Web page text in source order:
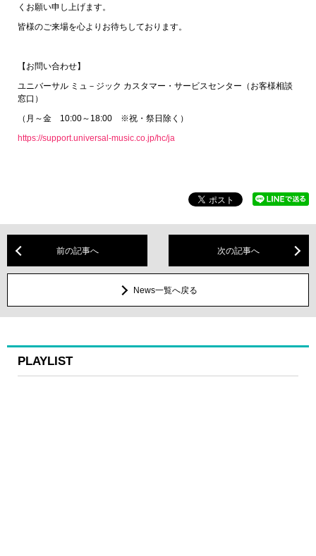
くお願い申し上げます。
皆様のご来場を心よりお待ちしております。
【お問い合わせ】
ユニバーサル ミュ－ジック カスタマー・サービスセンター（お客様相談
窓口）
（月～金 10:00～18:00 ※祝・祭日除く）
https://support.universal-music.co.jp/hc/ja
前の記事へ 次の記事へ
News一覧へ戻る
PLAYLIST